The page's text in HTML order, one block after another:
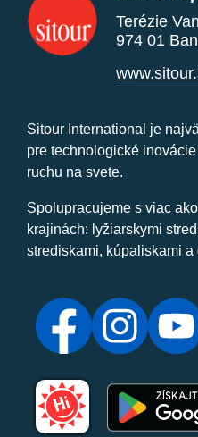
Terézie
974 01
Sitour International je
pre technologické
ruchu na svete.
Spolupracujeme s viac
krajinách: lyžiarskymi
strediskami, kúpaliskami a